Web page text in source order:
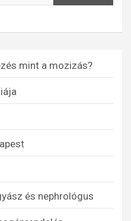
mint a mozizás?
és nephrológus